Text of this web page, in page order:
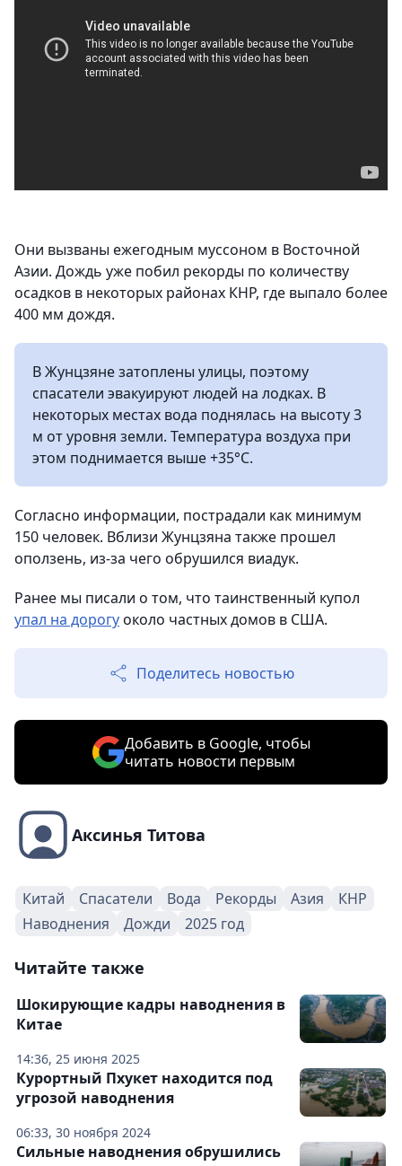
Они вызваны ежегодным муссоном в Восточной
Азии. Дождь уже побил рекорды по количеству
осадков в некоторых районах КНР, где выпало более
400 мм дождя.
В Жунцзяне затоплены улицы, поэтому
спасатели эвакуируют людей на лодках. В
некоторых местах вода поднялась на высоту 3
м от уровня земли. Температура воздуха при
этом поднимается выше +35°С.
Согласно информации, пострадали как минимум
150 человек. Вблизи Жунцзяна также прошел
оползень, из-за чего обрушился виадук.
Ранее мы писали о том, что таинственный купол
упал на дорогуоколо частных домов в США.
Поделитесь новостью
Добавить в Google, чтобы
читать новости первым
Аксинья Титова
Китай Спасатели Вода Рекорды Азия
КНР
Наводнения
Дожди 2025 год
Читайте также
14:36, 25 июня 2025
Шокирующие кадры наводнения в
Китае
06:33, 30 ноября 2024
Курортный Пхукет находится под
угрозой наводнения
Сильные наводнения обрушились